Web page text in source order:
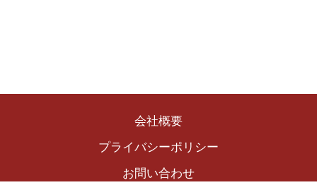
会社概要
プライバシーポリシー
お問い合わせ